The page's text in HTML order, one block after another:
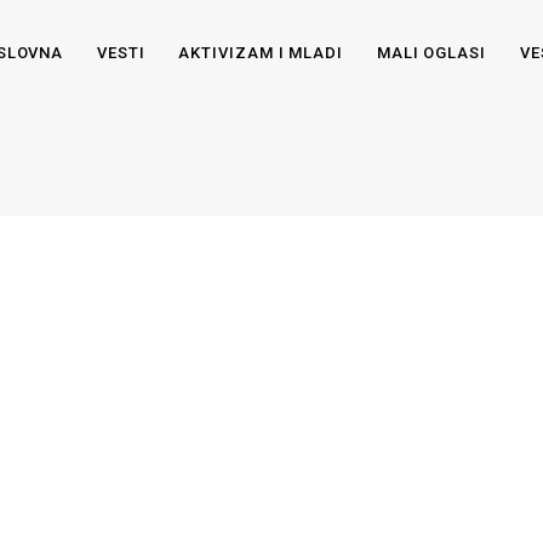
VESTI AKTIVIZAM I MLADI MALI OGLASI